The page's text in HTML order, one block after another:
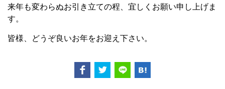
来年も変わらぬお引き立ての程、宜しくお願い申し上げま
す。
皆様、どうぞ良いお年をお迎え下さい。